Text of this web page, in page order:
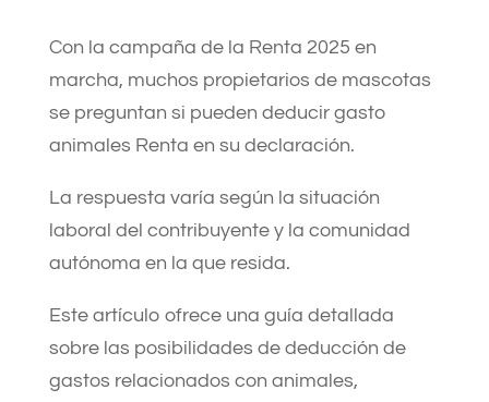
Con la campaña de la Renta 2025 en
marcha, muchos propietarios de mascotas
se preguntan si pueden deducir gasto
animales Renta en su declaración.
La respuesta varía según la situación
laboral del contribuyente y la comunidad
autónoma en la que resida.
Este artículo ofrece una guía detallada
sobre las posibilidades de deducción de
gastos relacionados con animales,